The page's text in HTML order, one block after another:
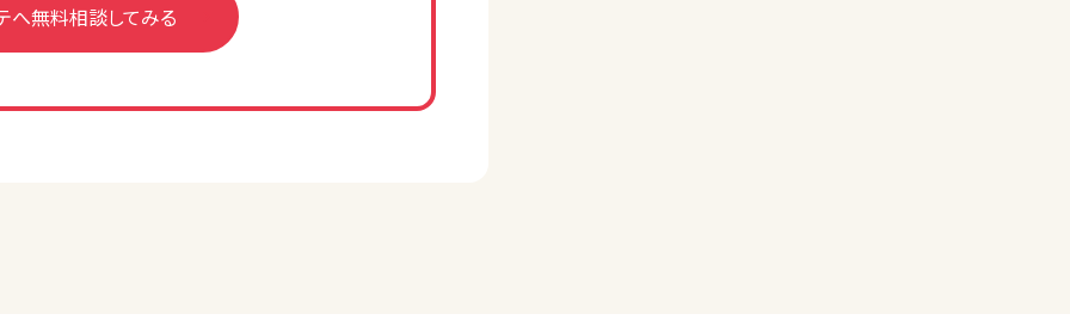
へ無料相談してみる